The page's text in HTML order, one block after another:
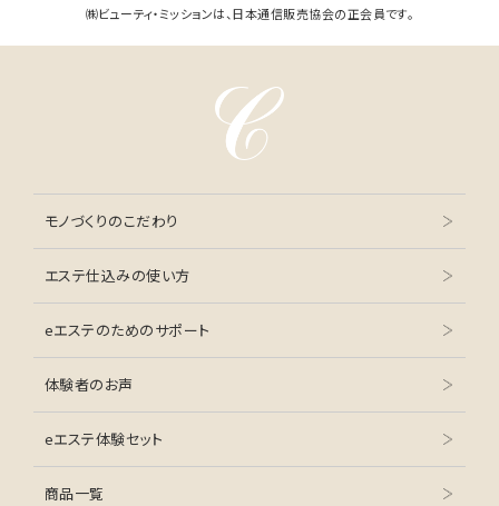
㈱ビューティ・ミッションは、日本通信販売協会の正会員です。
モノづくりのこだわり
エステ仕込みの使い方
eエステのためのサポート
体験者のお声
eエステ体験セット
商品一覧